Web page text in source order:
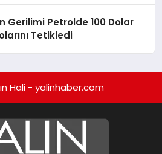
Gerilimi Petrolde 100 Dolar
Tetikledi
Hali - yalinhaber.com